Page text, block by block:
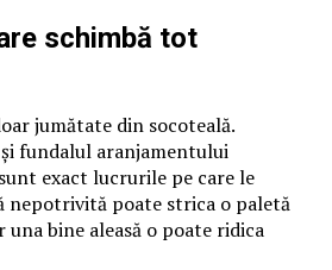
schimbă tot
jumătate din socoteală.
fundalul aranjamentului
exact lucrurile pe care le
nepotrivită poate strica o paletă
bine aleasă o poate ridica